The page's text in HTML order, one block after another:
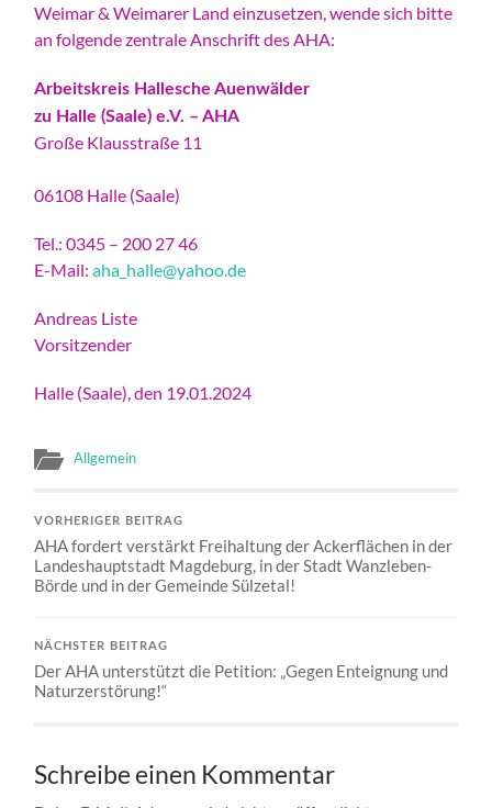
Weimar & Weimarer Land einzusetzen, wende sich bitte
an folgende zentrale Anschrift des AHA:
Arbeitskreis Hallesche Auenwälder
zu Halle (Saale) e.V. – AHA
Große Klausstraße 11
06108 Halle (Saale)
Tel.: 0345 – 200 27 46
E-Mail:aha_halle@yahoo.de
Andreas Liste
Vorsitzender
Halle (Saale), den 19.01.2024
Allgemein
VORHERIGER BEITRAG
AHA fordert verstärkt Freihaltung der Ackerflächen in der
Landeshauptstadt Magdeburg, in der Stadt Wanzleben-
Börde und in der Gemeinde Sülzetal!
NÄCHSTER BEITRAG
Der AHA unterstützt die Petition: „Gegen Enteignung und
Naturzerstörung!“
Schreibe einen Kommentar